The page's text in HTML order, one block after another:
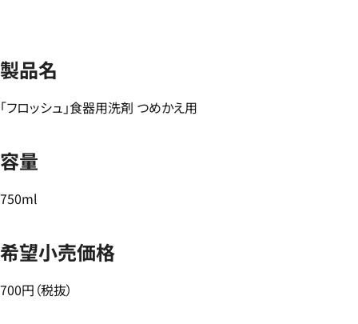
製品名
「フロッシュ」食器用洗剤 つめかえ用
容量
750ml
希望小売価格
700円（税抜）